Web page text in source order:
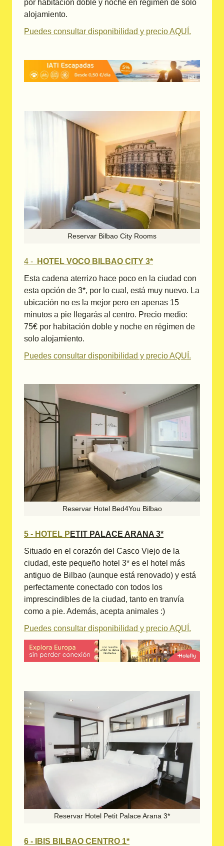
por habitación doble y noche en régimen de solo
alojamiento.
Puedes consultar disponibilidad y precio AQUÍ.
Reservar Bilbao City Rooms
4 -
HOTEL VOCO BILBAO CITY 3*
Esta cadena aterrizo hace poco en la ciudad con
esta opción de 3*, por lo cual, está muy nuevo. La
ubicación no es la mejor pero en apenas 15
minutos a pie llegarás al centro. Precio medio:
75€ por habitación doble y noche en régimen de
solo alojamiento.
Puedes consultar disponibilidad y precio AQUÍ.
Reservar Hotel Bed4You Bilbao
5 - HOTEL P ETIT PALACE ARANA 3*
Situado en el corazón del Casco Viejo de la
ciudad, este pequeño hotel 3* es el hotel más
antiguo de Bilbao (aunque está renovado) y está
perfectamente conectado con todos los
imprescindibles de la ciudad, tanto en tranvía
como a pie. Además, acepta animales :)
Puedes consultar disponibilidad y precio AQUÍ.
Reservar Hotel Petit Palace Arana 3*
6 - IBIS BILBAO CENTRO 1*